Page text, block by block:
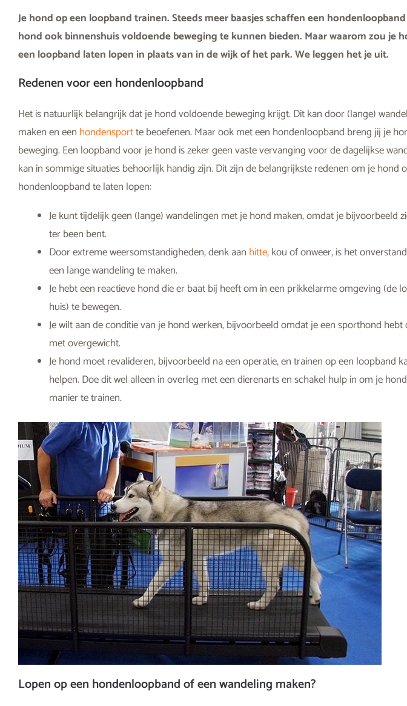
Je hond op een loopband trainen. Steeds meer baasjes schaffen een
hond ook binnenshuis voldoende beweging te kunnen bieden. Maar waarom zou je
een loopband laten lopen in plaats van in de wijk of het park. We leggen het je uit.
Redenen voor een hondenloopband
Het is natuurlijk belangrijk dat je hond voldoende beweging krijgt. Dit kan door (lange)
maken en een hondensportte beoefenen. Maar ook met een hondenloopband breng jij je
beweging. Een loopband voor je hond is zeker geen vaste vervanging voor de dagelijkse
kan in sommige situaties behoorlijk handig zijn. Dit zijn de belangrijkste redenen om je hond
hondenloopband te laten lopen:
Je kunt tijdelijk geen (lange) wandelingen met je hond maken, omdat je bijvoorbeeld
ter been bent.
Door extreme weersomstandigheden, denk aan hitte, kou of onweer, is het
een lange wandeling te maken.
Je hebt een reactieve hond die er baat bij heeft om in een prikkelarme omgeving (de
huis) te bewegen.
Je wilt aan de conditie van je hond werken, bijvoorbeeld omdat je een sporthond hebt
met overgewicht.
Je hond moet revalideren, bijvoorbeeld na een operatie, en trainen op een loopband
helpen. Doe dit wel alleen in overleg met een dierenarts en schakel hulp in om je
manier te trainen.
Lopen op een hondenloopband of een wandeling maken?